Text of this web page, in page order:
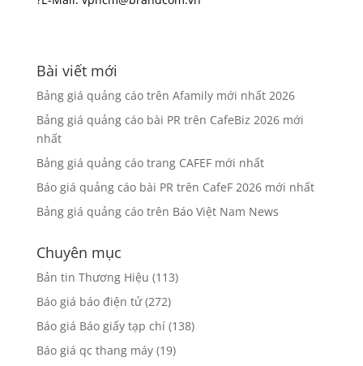
Bài viết mới
Bảng giá quảng cáo trên Afamily mới nhất 2026
Bảng giá quảng cáo bài PR trên CafeBiz 2026 mới
nhất
Bảng giá quảng cáo trang CAFEF mới nhất
Báo giá quảng cáo bài PR trên CafeF 2026 mới nhất
Bảng giá quảng cáo trên Báo Việt Nam News
Chuyên mục
Bản tin Thương Hiệu (113)
Báo giá báo điện tử(272)
Báo giá Báo giấy tạp chí(138)
Báo giá qc thang máy(19)